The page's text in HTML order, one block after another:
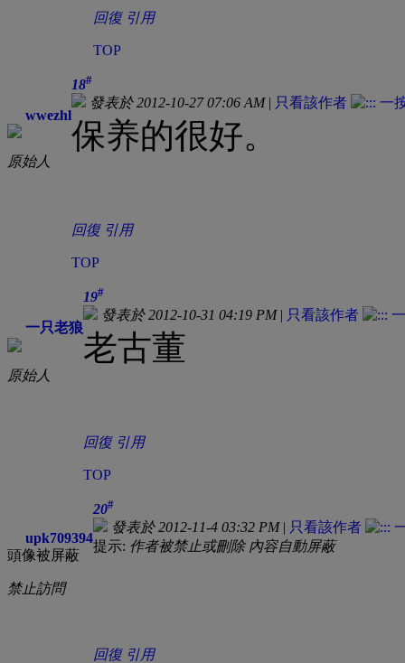
回復 引用
TOP
wwezhl
原始人
18#
發表於 2012-10-27 07:06 AM| 只看該作者
保养的很好。
回復 引用
TOP
一只老狼
原始人
19#
發表於 2012-10-31 04:19 PM| 只看該作者
老古董
回復 引用
TOP
upk709394
頭像被屏蔽
禁止訪問
20#
發表於 2012-11-4 03:32 PM| 只看該作者
提示: 作者被禁止或刪除 內容自動屏蔽
回復 引用